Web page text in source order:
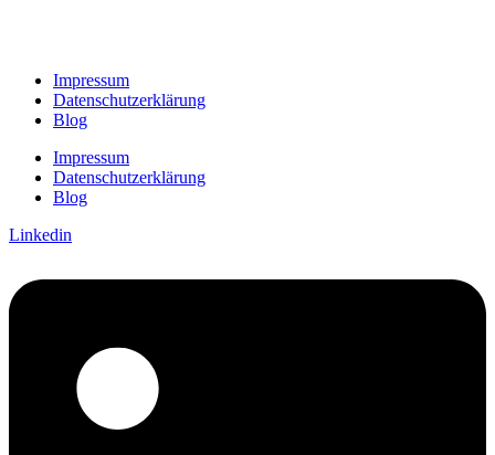
Impressum
Datenschutzerklärung
Blog
Impressum
Datenschutzerklärung
Blog
Linkedin